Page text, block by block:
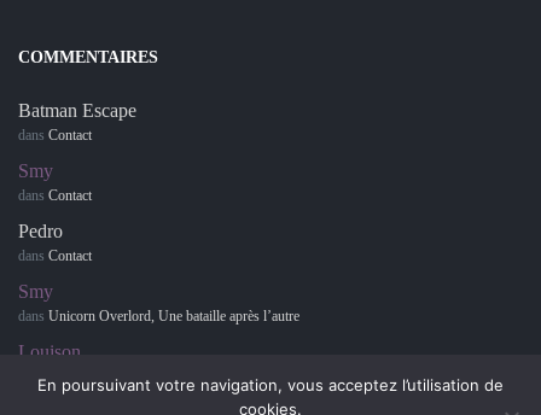
COMMENTAIRES
Batman Escape
dans Contact
Smy
dans Contact
Pedro
dans Contact
Smy
dans Unicorn Overlord, Une bataille après l’autre
Louison
dans Retour sur… Hotel Dusk : Room 215
En poursuivant votre navigation, vous acceptez l’utilisation de
cookies.